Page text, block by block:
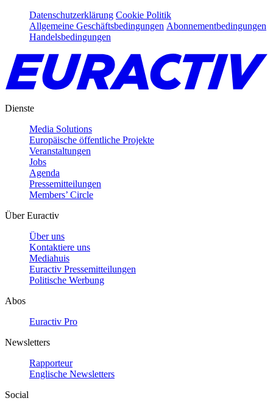
Datenschutzerklärung Cookie Politik
Allgemeine Geschäftsbedingungen Abonnementbedingungen
Handelsbedingungen
Dienste
Media Solutions
Europäische öffentliche Projekte
Veranstaltungen
Jobs
Agenda
Pressemitteilungen
Members’ Circle
Über Euractiv
Über uns
Kontaktiere uns
Mediahuis
Euractiv Pressemitteilungen
Politische Werbung
Abos
Euractiv Pro
Newsletters
Rapporteur
Englische Newsletters
Social